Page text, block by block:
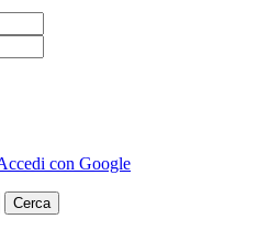
con Google
Cerca